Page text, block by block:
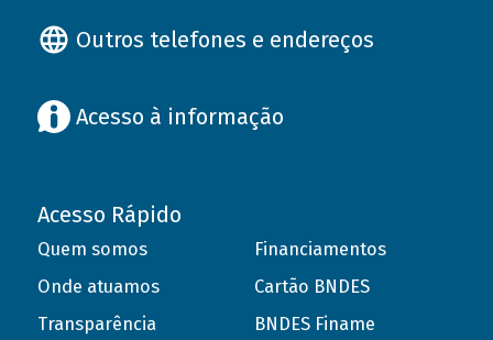
Outros telefones e endereços
Acesso à informação
Acesso Rápido
Quem somos
Onde atuamos
Transparência
Financiamentos
Cartão BNDES
BNDES Finame